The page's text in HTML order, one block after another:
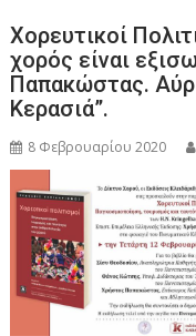
Χορευτικοί
χορός είναι
Παπακώστας.
Κερασιά”.
8 Φεβρουαρίου 2020